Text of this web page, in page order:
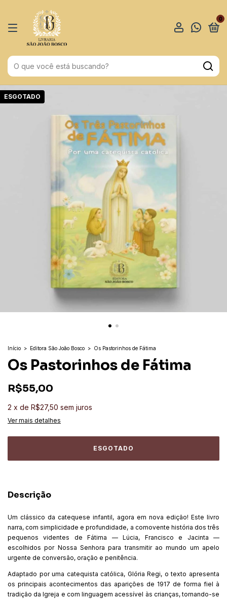
0
ESGOTADO
Início > Editora São João Bosco > Os Pastorinhos de Fátima
Os Pastorinhos de Fátima
R$55,00
2 x de R$27,50 sem juros
Ver mais detalhes
Descrição
Um clássico da catequese infantil, agora em nova edição! Este livro
narra, com simplicidade e profundidade, a comovente história dos três
pequenos videntes de Fátima — Lúcia, Francisco e Jacinta —
escolhidos por Nossa Senhora para transmitir ao mundo um apelo
urgente de conversão, oração e penitência.
Adaptado por uma catequista católica, Glória Regi, o texto apresenta
os principais acontecimentos das aparições de 1917 de forma fiel à
tradição da Igreja e com linguagem acessível às crianças, tornando-se